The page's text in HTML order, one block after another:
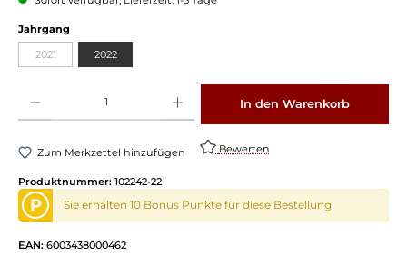
Jahrgang
2021(Diese Option ist zurzeit nicht verfügbar.)
2022
In den Warenkorb
Zum Merkzettel hinzufügen Bewerten
Produktnummer: 102242-22
P Sie erhalten 10 Bonus Punkte für diese Bestellung
EAN: 6003438000462